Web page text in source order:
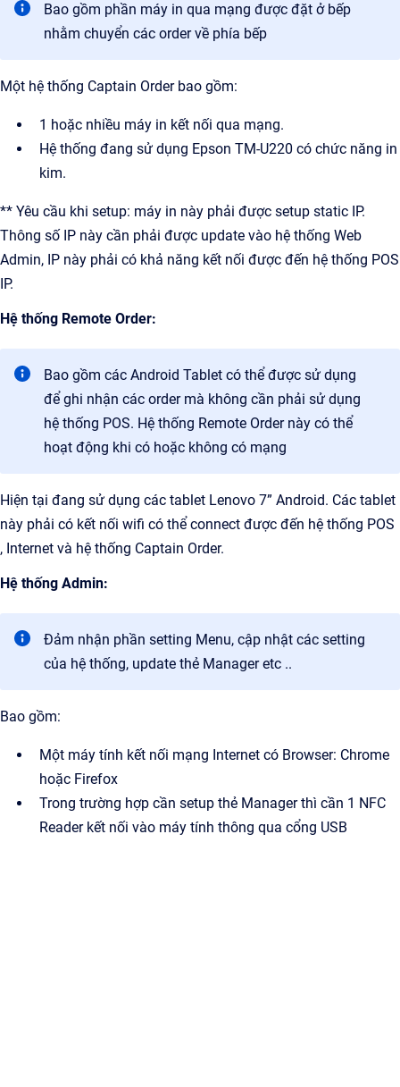
Bao gồm phần máy in qua mạng được đặt ở bếp
nhằm chuyển các order về phía bếp
Một hệ thống Captain Order bao gồm:
1 hoặc nhiều máy in kết nối qua mạng.
Hệ thống đang sử dụng Epson TM-U220 có chức năng in
kim.
** Yêu cầu khi setup: máy in này phải được setup static IP.
Thông số IP này cần phải được update vào hệ thống Web
Admin, IP này phải có khả năng kết nối được đến hệ thống POS
IP.
Hệ thống Remote Order:
Bao gồm các Android Tablet có thể được sử dụng
để ghi nhận các order mà không cần phải sử dụng
hệ thống POS. Hệ thống Remote Order này có thể
hoạt động khi có hoặc không có mạng
Hiện tại đang sử dụng các tablet Lenovo 7” Android. Các tablet
này phải có kết nối wifi có thể connect được đến hệ thống POS
, Internet và hệ thống Captain Order.
Hệ thống Admin:
Đảm nhận phần setting Menu, cập nhật các setting
của hệ thống, update thẻ Manager etc ..
Bao gồm:
Một máy tính kết nối mạng Internet có Browser: Chrome
hoặc Firefox
Trong trường hợp cần setup thẻ Manager thì cần 1 NFC
Reader kết nối vào máy tính thông qua cổng USB